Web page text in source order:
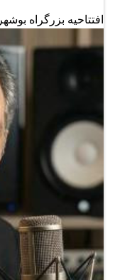
افتتاحیه بزرگراه بوشهر